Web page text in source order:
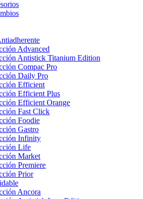
Advanced
Antistick Titanium Edition
Compac Pro
Daily Pro
Efficient
Efficient Plus
Efficient Orange
Fast Click
Foodie
Gastro
Infinity
Life
Market
Premiere
Prior
Ancora